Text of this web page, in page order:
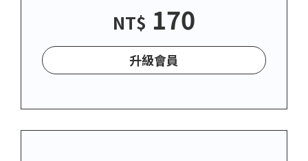
NT$ 170
升級會員